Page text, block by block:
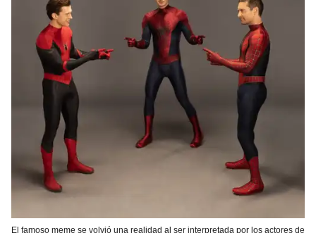
El famoso meme se volvió una realidad al ser interpretada por los actores de